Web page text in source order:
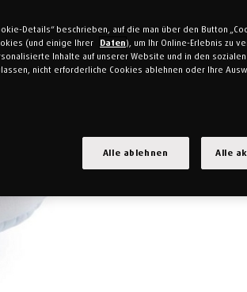
Details“ beschrieben, auf die man über den Button
(und einige Ihrer
Daten), um Ihr Online-Erlebnis zu
Inhalte auf unserer Website und in den
nicht erforderliche Cookies ablehnen oder Ihre
Alle ablehnen Alle